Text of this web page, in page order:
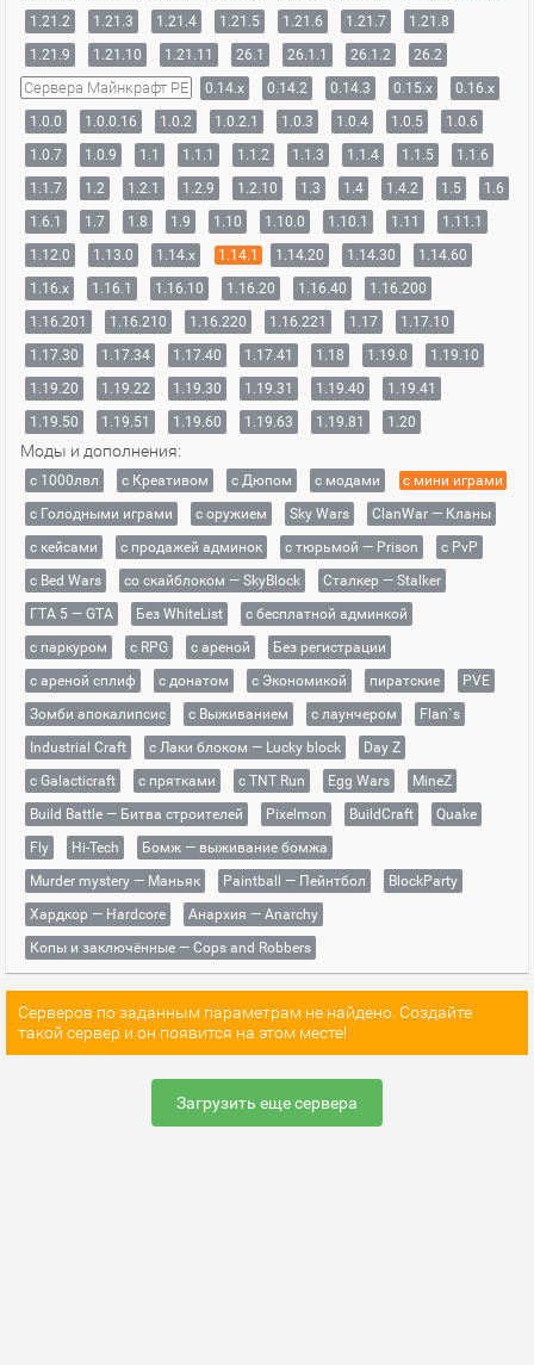
1.21.2
1.21.3 1.21.4 1.21.5 1.21.6 1.21.7
1.21.8
1.21.9
1.21.10 1.21.11 26.1 26.1.1 26.1.2 26.2
Сервера Майнкрафт PE 0.14.x 0.14.2 0.14.3 0.15.x
0.16.x
1.0.0
1.0.0.16 1.0.2 1.0.2.1 1.0.3 1.0.4 1.0.5
1.0.6
1.0.7
1.0.9 1.1 1.1.1 1.1.2 1.1.3 1.1.4 1.1.5
1.1.6
1.1.7
1.2 1.2.1 1.2.9 1.2.10 1.3 1.4 1.4.2 1.5
1.6
1.6.1
1.7 1.8 1.9 1.10 1.10.0 1.10.1 1.11
1.11.1
1.12.0
1.13.0 1.14.x 1.14.1 1.14.20 1.14.30
1.14.60
1.16.x
1.16.1 1.16.10 1.16.20 1.16.40
1.16.200
1.16.201
1.16.210 1.16.220 1.16.221 1.17
1.17.10
1.17.30
1.17.34 1.17.40 1.17.41 1.18 1.19.0
1.19.10
1.19.20
1.19.22 1.19.30 1.19.31 1.19.40
1.19.41
1.19.50
1.19.51 1.19.60 1.19.63 1.19.81 1.20
Моды и дополнения:
с 1000лвл c Креативом с Дюпом с модами
с мини играми
с Голодными играми
с оружием Sky Wars
ClanWar — Кланы
с кейсами
с продажей админок с тюрьмой — Prison
с PvP
с Bed Wars
со скайблоком — SkyBlock
Сталкер — Stalker
ГТА 5 — GTA
Без WhiteList
с бесплатной админкой
с паркуром
с RPG с ареной
Без регистрации
с ареной сплиф
с донатом с Экономикой пиратские
PVE
Зомби апокалипсис
с Выживанием с лаунчером
Flan`s
Industrial Craft
с Лаки блоком — Lucky block
Day Z
с Galacticraft
с прятками с TNT Run Egg Wars
MineZ
Build Battle — Битва строителей
Pixelmon BuildCraft
Quake
Fly
Hi-Tech
Бомж — выживание бомжа
Murder mystery — Маньяк
Paintball — Пейнтбол
BlockParty
Хардкор — Hardcore
Анархия — Anarchy
Копы и заключённые — Cops and Robbers
Серверов по заданным параметрам не найдено. Создайте
такой сервер и он появится на этом месте!
Загрузить еще сервера